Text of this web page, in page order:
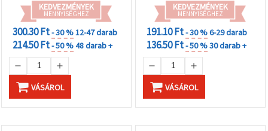
KEDVEZMÉNYEK
MENNYISÉGHEZ
300.30 Ft- 30 %12-47 darab
214.50 Ft- 50 %48 darab +
VÁSÁROL
KEDVEZMÉNYEK
MENNYISÉGHEZ
191.10 Ft- 30 %6-29 darab
136.50 Ft- 50 %30 darab +
VÁSÁROL